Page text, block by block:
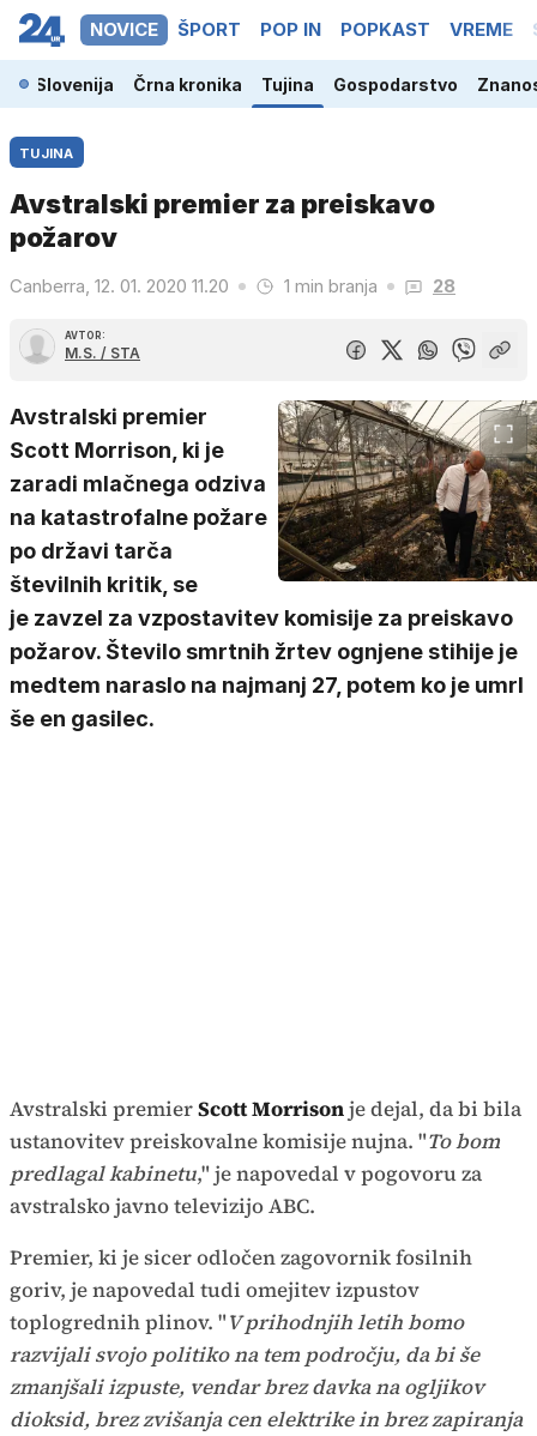
NOVICE ŠPORT POP IN POPKAST VREME
Slovenija Črna kronika Tujina Gospodarstvo
TUJINA
Avstralski premier za preiskavo
požarov
Canberra, 12. 01. 2020 11.20 1 min branja 28
AVTOR:
M.S. / STA
Avstralski premier
Scott Morrison, ki je
zaradi mlačnega odziva
na katastrofalne požare
po državi tarča
številnih kritik, se
je zavzel za vzpostavitev komisije za preiskavo
požarov. Število smrtnih žrtev ognjene stihije je
medtem naraslo na najmanj 27, potem ko je umrl
še en gasilec.
Avstralski premierScott Morrisonje dejal, da bi bila
ustanovitev preiskovalne komisije nujna. "To bom
predlagal kabinetu," je napovedal v pogovoru za
avstralsko javno televizijo ABC.
Premier, ki je sicer odločen zagovornik fosilnih
goriv, je napovedal tudi omejitev izpustov
toplogrednih plinov. "V prihodnjih letih bomo
razvijali svojo politiko na tem področju, da bi še
zmanjšali izpuste, vendar brez davka na ogljikov
dioksid, brez zvišanja cen elektrike in brez zapiranja